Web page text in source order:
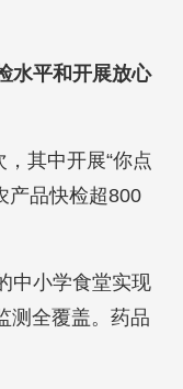
水平和开展放心
其中开展“你点
产品快检超800
中小学食堂实现
测全覆盖。药品